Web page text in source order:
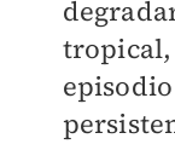
tropical,